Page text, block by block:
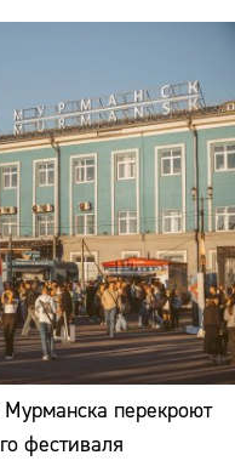
перекроют
фестиваля